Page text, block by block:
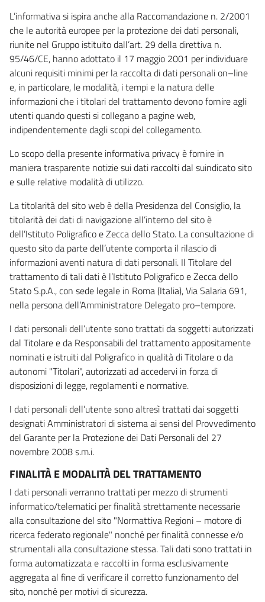
L’informativa si ispira anche alla Raccomandazione n. 2/2001
che le autorità europee per la protezione dei dati personali,
riunite nel Gruppo istituito dall’art. 29 della direttiva n.
95/46/CE, hanno adottato il 17 maggio 2001 per individuare
alcuni requisiti minimi per la raccolta di dati personali on–line
e, in particolare, le modalità, i tempi e la natura delle
informazioni che i titolari del trattamento devono fornire agli
utenti quando questi si collegano a pagine web,
indipendentemente dagli scopi del collegamento.
Lo scopo della presente informativa privacy è fornire in
maniera trasparente notizie sui dati raccolti dal suindicato sito
e sulle relative modalità di utilizzo.
La titolarità del sito web è della Presidenza del Consiglio, la
titolarità dei dati di navigazione all’interno del sito è
dell’Istituto Poligrafico e Zecca dello Stato. La consultazione di
questo sito da parte dell’utente comporta il rilascio di
informazioni aventi natura di dati personali. Il Titolare del
trattamento di tali dati è l’Istituto Poligrafico e Zecca dello
Stato S.p.A., con sede legale in Roma (Italia), Via Salaria 691,
nella persona dell’Amministratore Delegato pro–tempore.
I dati personali dell’utente sono trattati da soggetti autorizzati
dal Titolare e da Responsabili del trattamento appositamente
nominati e istruiti dal Poligrafico in qualità di Titolare o da
autonomi "Titolari", autorizzati ad accedervi in forza di
disposizioni di legge, regolamenti e normative.
I dati personali dell’utente sono altresì trattati dai soggetti
designati Amministratori di sistema ai sensi del Provvedimento
del Garante per la Protezione dei Dati Personali del 27
novembre 2008 s.m.i.
FINALITÀ E MODALITÀ DEL TRATTAMENTO
I dati personali verranno trattati per mezzo di strumenti
informatico/telematici per finalità strettamente necessarie
alla consultazione del sito "Normattiva Regioni – motore di
ricerca federato regionale" nonché per finalità connesse e/o
strumentali alla consultazione stessa. Tali dati sono trattati in
forma automatizzata e raccolti in forma esclusivamente
aggregata al fine di verificare il corretto funzionamento del
sito, nonché per motivi di sicurezza.